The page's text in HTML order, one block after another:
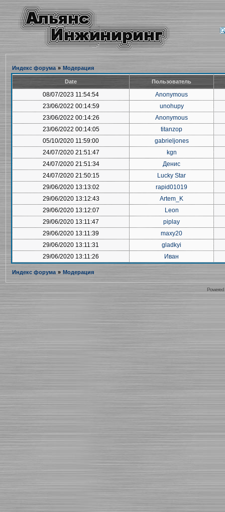
Индекс форума » Модерация
Date Пользователь
08/07/2023 11:54:54
Anonymous
23/06/2022 00:14:59
unohupy
23/06/2022 00:14:26
Anonymous
23/06/2022 00:14:05
titanzop
05/10/2020 11:59:00
gabrieljones
24/07/2020 21:51:47
kgn
24/07/2020 21:51:34
Денис
24/07/2020 21:50:15
Lucky Star
29/06/2020 13:13:02
rapid01019
29/06/2020 13:12:43
Artem_K
29/06/2020 13:12:07
Leon
29/06/2020 13:11:47
piplay
29/06/2020 13:11:39
maxy20
29/06/2020 13:11:31
gladkyi
29/06/2020 13:11:26
Иван
Индекс форума » Модерация